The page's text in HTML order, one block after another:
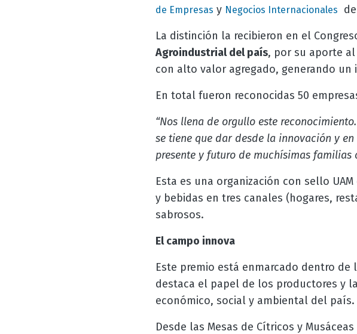
de Empresas y Negocios Internacionales
La distinción la recibieron en el
Agroindustrial del país, por su aporte
con alto valor agregado, generando
En total fueron reconocidas 50
“Nos llena de orgullo este
se tiene que dar desde la innovación y
presente y futuro de muchísimas familias
Esta es una organización con sello
y bebidas en tres canales (hogares,
sabrosos.
El campo innova
Este premio está enmarcado dentro
destaca el papel de los productores y
económico, social y ambiental del país.
Desde las Mesas de Cítricos y